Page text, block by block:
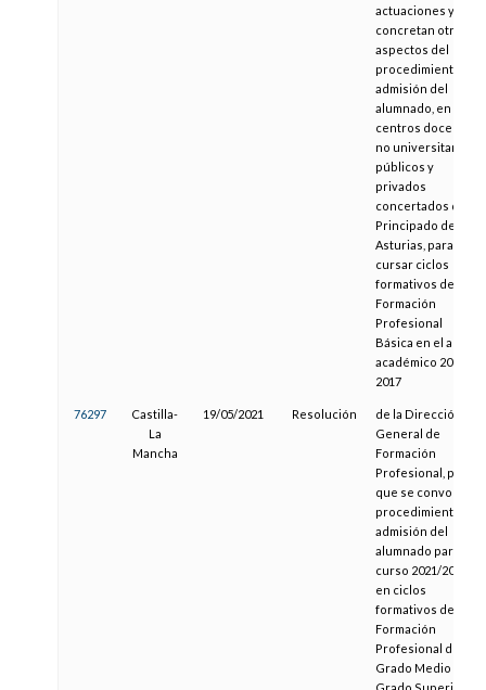
actuaciones y se
concretan otros
aspectos del
procedimiento de
admisión del
alumnado, en
centros docentes
no universitarios
públicos y
privados
concertados del
Principado de
Asturias, para
cursar ciclos
formativos de
Formación
Profesional
Básica en el año
académico 2016-
2017
76297
Castilla-
La
Mancha
19/05/2021 Resolución
de la Dirección
General de
Formación
Profesional, por la
que se convoca el
procedimiento de
admisión del
alumnado para el
curso 2021/2022
en ciclos
formativos de
Formación
Profesional de
Grado Medio y